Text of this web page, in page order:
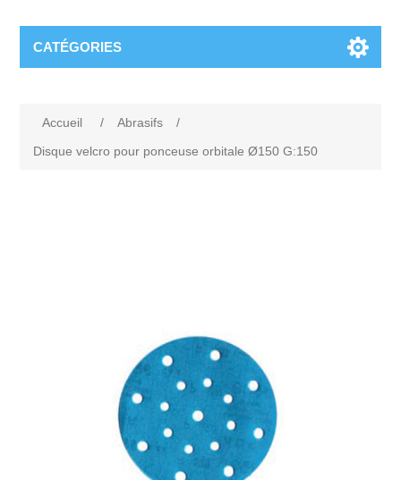
CATÉGORIES
Accueil / Abrasifs
/
Disque velcro pour ponceuse orbitale Ø150 G:150